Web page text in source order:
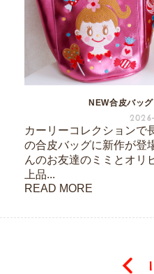
NEW合皮バッ
カーリーコレクションで
の合皮バッグに新作が登
んのお友達のミミとオ
上品...
READ MORE